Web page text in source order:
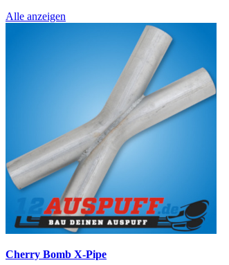
Alle anzeigen
Cherry Bomb X-Pipe